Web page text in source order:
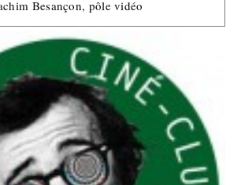
Besançon, pôle vidéo